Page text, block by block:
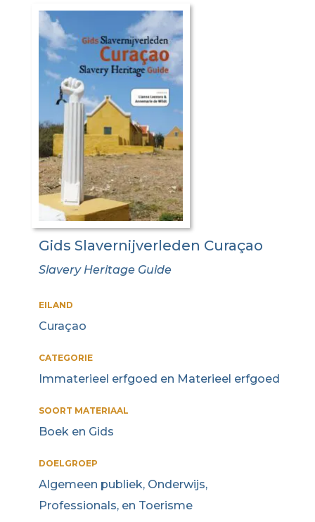
Gids Slavernijverleden Curaçao
Slavery Heritage Guide
EILAND
Curaçao
CATEGORIE
Immaterieel erfgoed en Materieel erfgoed
SOORT MATERIAAL
Boek en Gids
DOELGROEP
Algemeen publiek, Onderwijs,
Professionals, en Toerisme